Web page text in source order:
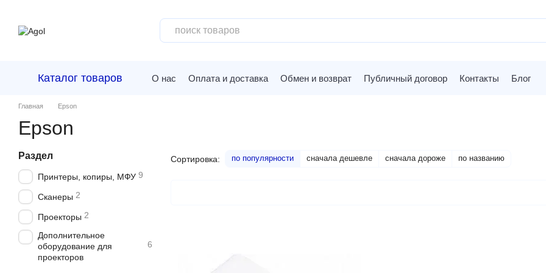
Каталог товаров О нас Оплата и доставка Обмен и возврат Публичный договор Контакты Блог
Главная Epson
Epson
Сортировка: по популярности сначала дешевле сначала дороже по названию
Раздел
Принтеры, копиры, МФУ 9
Сканеры 2
Проекторы 2
Дополнительное
оборудование для
проекторов
6